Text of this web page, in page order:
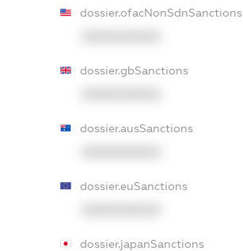
dossier.ofacNonSdnSanctions
dossier.gbSanctions
dossier.ausSanctions
dossier.euSanctions
dossier.japanSanctions